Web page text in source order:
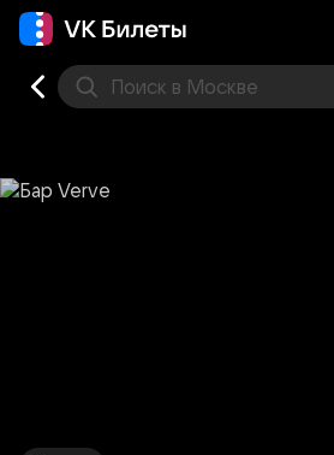
Поиск в Москве